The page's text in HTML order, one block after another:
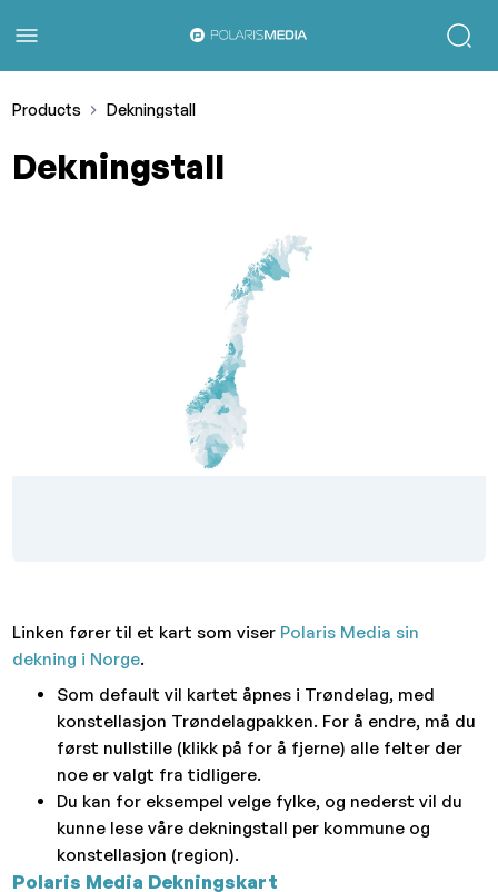
Products Dekningstall
Dekningstall
Linken fører til et kart som viser Polaris Media sin
dekning i Norge.
Som default vil kartet åpnes i Trøndelag, med
konstellasjon Trøndelagpakken. For å endre, må du
først nullstille (klikk på for å fjerne) alle felter der
noe er valgt fra tidligere.
Du kan for eksempel velge fylke, og nederst vil du
kunne lese våre dekningstall per kommune og
konstellasjon (region).
Polaris Media Dekningskart